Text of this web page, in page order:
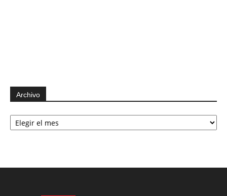
Archivo
Archivo